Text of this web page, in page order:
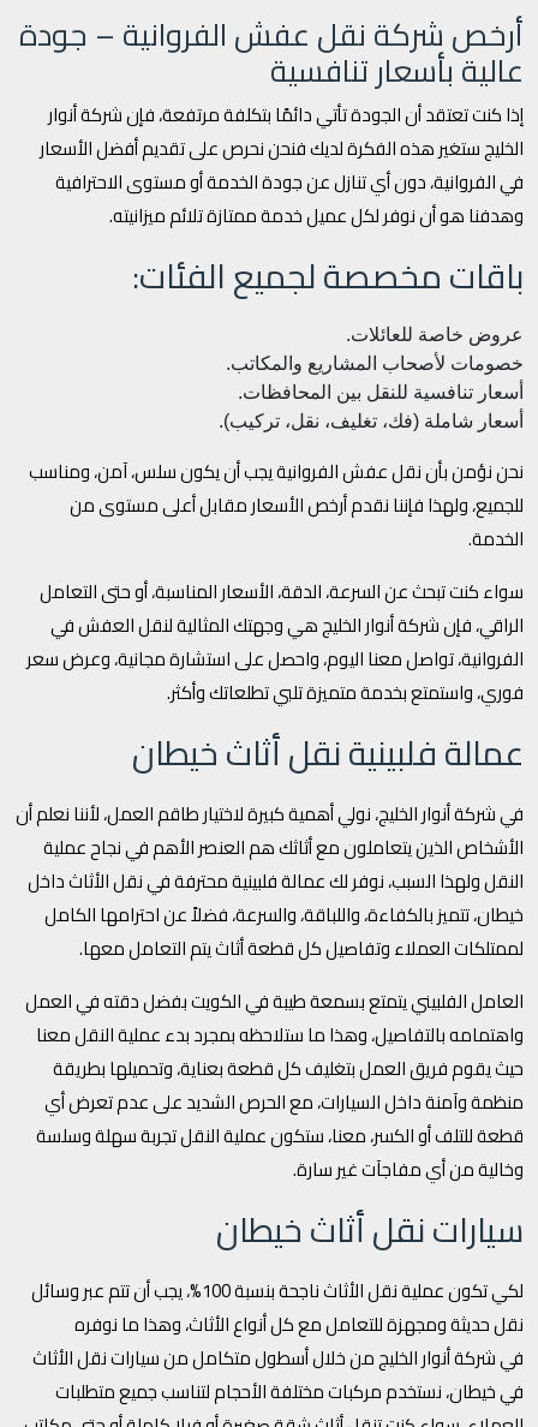
أرخص شركة نقل عفش الفروانية – جودة
عالية بأسعار تنافسية
إذا كنت تعتقد أن الجودة تأتي دائمًا بتكلفة مرتفعة، فإن شركة أنوار
الخليج ستغير هذه الفكرة لديك فنحن نحرص على تقديم أفضل الأسعار
في الفروانية، دون أي تنازل عن جودة الخدمة أو مستوى الاحترافية
وهدفنا هو أن نوفر لكل عميل خدمة ممتازة تلائم ميزانيته.
باقات مخصصة لجميع الفئات:
عروض خاصة للعائلات.
خصومات لأصحاب المشاريع والمكاتب.
أسعار تنافسية للنقل بين المحافظات.
أسعار شاملة (فك، تغليف، نقل، تركيب).
نحن نؤمن بأن نقل عفش الفروانية يجب أن يكون سلس، آمن، ومناسب
للجميع، ولهذا فإننا نقدم أرخص الأسعار مقابل أعلى مستوى من
الخدمة.
سواء كنت تبحث عن السرعة، الدقة، الأسعار المناسبة، أو حتى التعامل
الراقي، فإن شركة أنوار الخليج هي وجهتك المثالية لنقل العفش في
الفروانية، تواصل معنا اليوم، واحصل على استشارة مجانية، وعرض سعر
فوري، واستمتع بخدمة متميزة تلبي تطلعاتك وأكثر.
عمالة فلبينية نقل أثاث خيطان
في شركة أنوار الخليج، نولي أهمية كبيرة لاختيار طاقم العمل، لأننا نعلم أن
الأشخاص الذين يتعاملون مع أثاثك هم العنصر الأهم في نجاح عملية
النقل ولهذا السبب، نوفر لك عمالة فلبينية محترفة في نقل الأثاث داخل
خيطان، تتميز بالكفاءة، واللباقة، والسرعة، فضلاً عن احترامها الكامل
لممتلكات العملاء وتفاصيل كل قطعة أثاث يتم التعامل معها.
العامل الفلبيني يتمتع بسمعة طيبة في الكويت بفضل دقته في العمل
واهتمامه بالتفاصيل، وهذا ما ستلاحظه بمجرد بدء عملية النقل معنا
حيث يقوم فريق العمل بتغليف كل قطعة بعناية، وتحميلها بطريقة
منظمة وآمنة داخل السيارات، مع الحرص الشديد على عدم تعرض أي
قطعة للتلف أو الكسر، معنا، ستكون عملية النقل تجربة سهلة وسلسة
وخالية من أي مفاجآت غير سارة.
سيارات نقل أثاث خيطان
لكي تكون عملية نقل الأثاث ناجحة بنسبة 100%، يجب أن تتم عبر وسائل
نقل حديثة ومجهزة للتعامل مع كل أنواع الأثاث، وهذا ما نوفره
في شركة أنوار الخليج من خلال أسطول متكامل من سيارات نقل الأثاث
في خيطان، نستخدم مركبات مختلفة الأحجام لتناسب جميع متطلبات